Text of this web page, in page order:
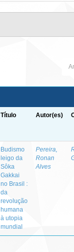
Título Autor(es)
Budismo
leigo da
Sôka
Gakkai
no Brasil :
da
revolução
humana
à utopia
mundial
Pereira,
Ronan
Alves